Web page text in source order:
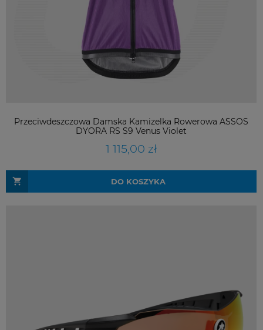
Przeciwdeszczowa Damska Kamizelka Rowerowa ASSOS
DYORA RS S9 Venus Violet
1 115,00 zł
DO KOSZYKA